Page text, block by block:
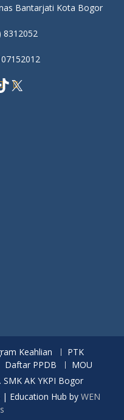
Bantarjati Kota Bogor
8312052
X
Keahlian
PTK
Daftar PPDB
MOU
AK YKPI Bogor
| Education Hub by WEN